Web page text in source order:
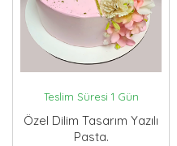
Teslim Süresi 1 Gün
Özel Dilim Tasarım Yazılı
Pasta.